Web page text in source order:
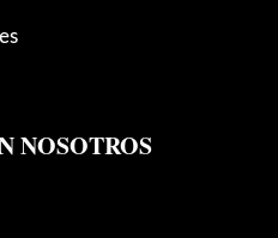
NOSOTROS